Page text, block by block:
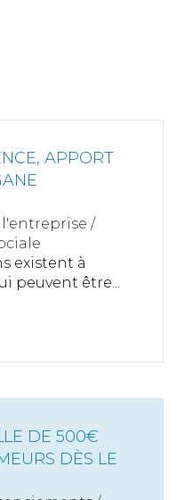
APPORT
/
existent à
peuvent être...
DE 500€
DÈS LE